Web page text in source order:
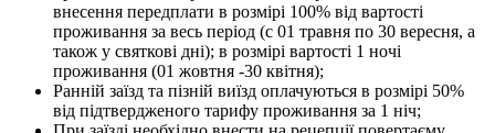
внесення передплати в розмірі 100% від вартості
проживання за весь період (с 01 травня по 30 вересня, а
також у святкові дні); в розмірі вартості 1 ночі
проживання (01 жовтня -30 квітня);
Ранній заїзд та пізній виїзд оплачуються в розмірі 50%
від підтвердженого тарифу проживання за 1 ніч;